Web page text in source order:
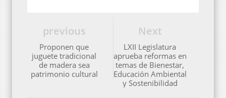
Next
LXII Legislatura
aprueba reformas en
temas de Bienestar,
Educación Ambiental
y Sostenibilidad
previous
Proponen que
juguete tradicional
de madera sea
patrimonio cultural